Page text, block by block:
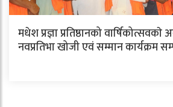
मधेश प्रज्ञा प्रतिष्ठानको
नवप्रतिभा खोजी एवं सम्मान कार्यक्रम